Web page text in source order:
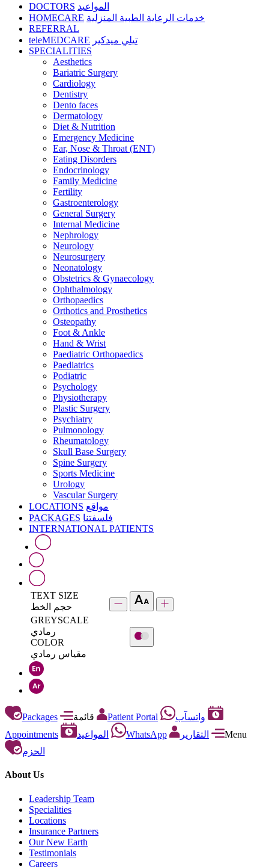
DOCTORS المواعيد
HOMECARE خدمات الرعاية الطبية المنزلية
REFERRAL
teleMEDCARE تيلي ميدكير
SPECIALITIES
Aesthetics
Bariatric Surgery
Cardiology
Dentistry
Dento faces
Dermatology
Diet & Nutrition
Emergency Medicine
Ear, Nose & Throat (ENT)
Eating Disorders
Endocrinology
Family Medicine
Fertility
Gastroenterology
General Surgery
Internal Medicine
Nephrology
Neurology
Neurosurgery
Neonatology
Obstetrics & Gynaecology
Ophthalmology
Orthopaedics
Orthotics and Prosthetics
Osteopathy
Foot & Ankle
Hand & Wrist
Paediatric Orthopaedics
Paediatrics
Podiatric
Psychology
Physiotherapy
Plastic Surgery
Psychiatry
Pulmonology
Rheumatology
Skull Base Surgery
Spine Surgery
Sports Medicine
Urology
Vascular Surgery
LOCATIONS مواقع
PACKAGES فلسفتنا
INTERNATIONAL PATIENTS
TEXT SIZE
حجم الخط
GREYSCALE
رمادي
COLOR
مقياس رمادي
Packages Patient Portal
واتسآب
Appointments
المواعيد WhatsApp التقارير
Menu
الحزم
About Us
Leadership Team
Specialities
Locations
Insurance Partners
Our New Earth
Testimonials
Careers